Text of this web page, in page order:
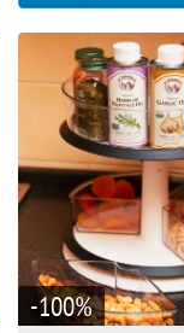
-100%